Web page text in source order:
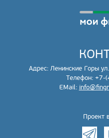
Адрес: Ленинские Горы
Телефон: +7-
EMail:
Проект